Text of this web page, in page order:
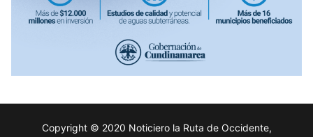
Copyright © 2020 Noticiero la Ruta de Occidente,